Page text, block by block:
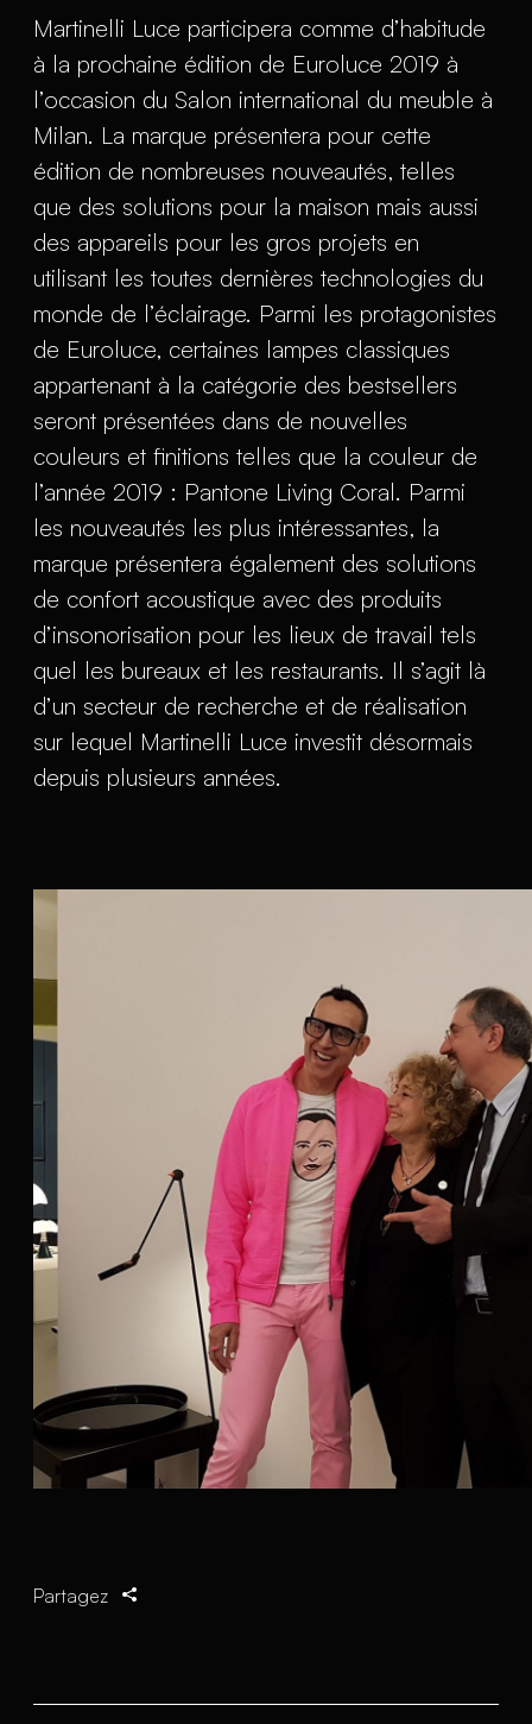
Martinelli Luce participera comme d’habitude
à la prochaine édition de Euroluce 2019 à
l’occasion du Salon international du meuble à
Milan. La marque présentera pour cette
édition de nombreuses nouveautés, telles
que des solutions pour la maison mais aussi
des appareils pour les gros projets en
utilisant les toutes dernières technologies du
monde de l’éclairage. Parmi les protagonistes
de Euroluce, certaines lampes classiques
appartenant à la catégorie des bestsellers
seront présentées dans de nouvelles
couleurs et finitions telles que la couleur de
l’année 2019 : Pantone Living Coral. Parmi
les nouveautés les plus intéressantes, la
marque présentera également des solutions
de confort acoustique avec des produits
d’insonorisation pour les lieux de travail tels
quel les bureaux et les restaurants. Il s’agit là
d’un secteur de recherche et de réalisation
sur lequel Martinelli Luce investit désormais
depuis plusieurs années.
Partagez